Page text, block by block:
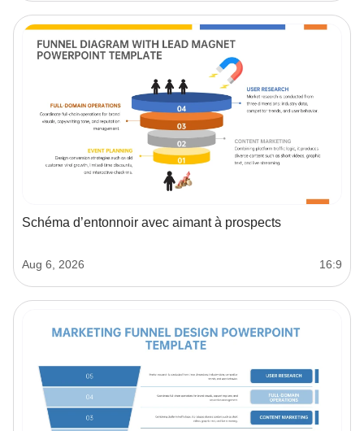
Schéma d’entonnoir avec aimant à prospects
Aug 6, 2026 16:9